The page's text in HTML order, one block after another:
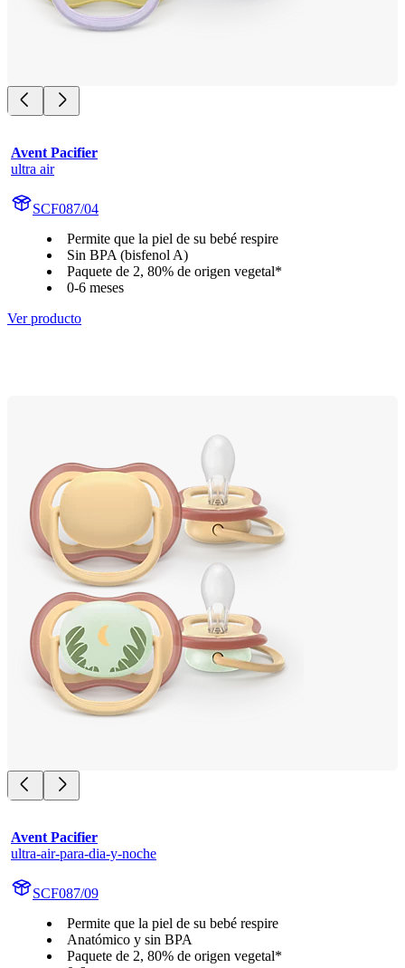
Avent Pacifier
ultra air
SCF087/04
Permite que la piel de su bebé respire
Sin BPA (bisfenol A)
Paquete de 2, 80% de origen vegetal*
0-6 meses
Ver producto
Avent Pacifier
ultra-air-para-dia-y-noche
SCF087/09
Permite que la piel de su bebé respire
Anatómico y sin BPA
Paquete de 2, 80% de origen vegetal*